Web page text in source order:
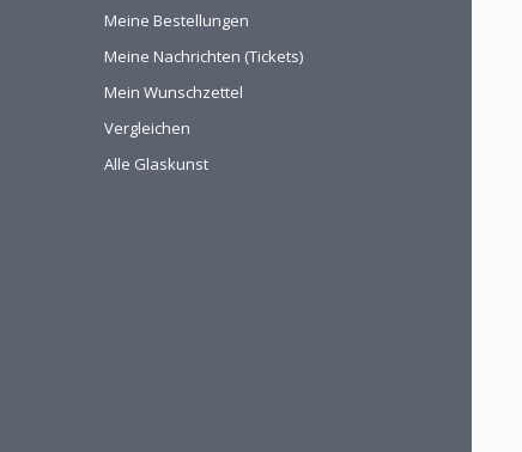
Meine Bestellungen
Meine Nachrichten (Tickets)
Mein Wunschzettel
Vergleichen
Alle Glaskunst